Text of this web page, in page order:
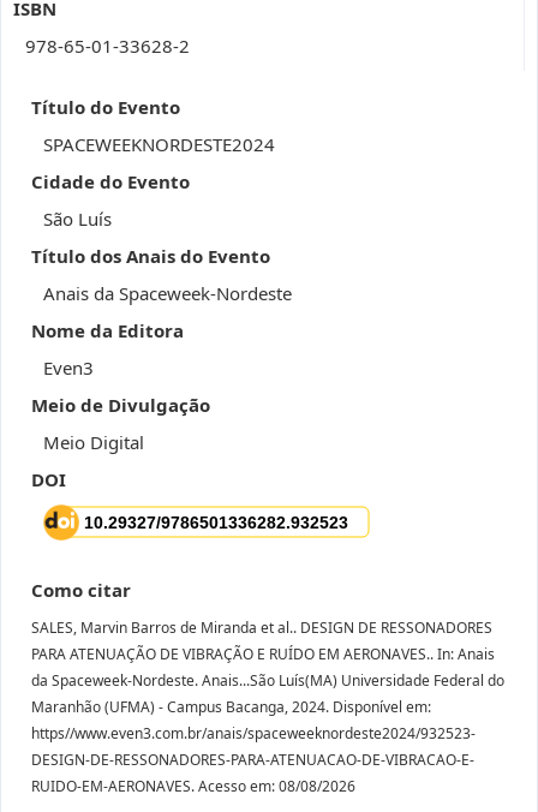
ISBN
978-65-01-33628-2
Título do Evento
SPACEWEEKNORDESTE2024
Cidade do Evento
São Luís
Título dos Anais do Evento
Anais da Spaceweek-Nordeste
Nome da Editora
Even3
Meio de Divulgação
Meio Digital
DOI
Como citar
SALES, Marvin Barros de Miranda et al.. DESIGN DE RESSONADORES
PARA ATENUAÇÃO DE VIBRAÇÃO E RUÍDO EM AERONAVES.. In: Anais
da Spaceweek-Nordeste. Anais...São Luís(MA) Universidade Federal do
Maranhão (UFMA) - Campus Bacanga, 2024. Disponível em:
https//www.even3.com.br/anais/spaceweeknordeste2024/932523-
DESIGN-DE-RESSONADORES-PARA-ATENUACAO-DE-VIBRACAO-E-
RUIDO-EM-AERONAVES. Acesso em: 08/08/2026